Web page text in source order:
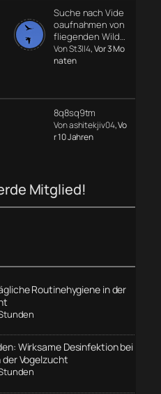
Suche nach Vide
oaufnahmen von
fliegenden Wild…
Von St3ll4, Vor 3 Mo
naten
8q8sq9tm
Von ashitekjiv04, Vo
r 10 Jahren
Mitglied!
Routinehygiene in der
Wirksame Desinfektion bei
Vogelzucht